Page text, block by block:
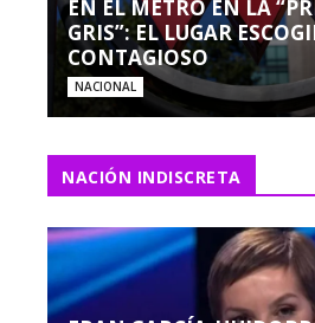
EN EL METRO EN LA
GRIS”: EL LUGAR
CONTAGIOSO
NACIONAL
NACIÓN INDISCRETA